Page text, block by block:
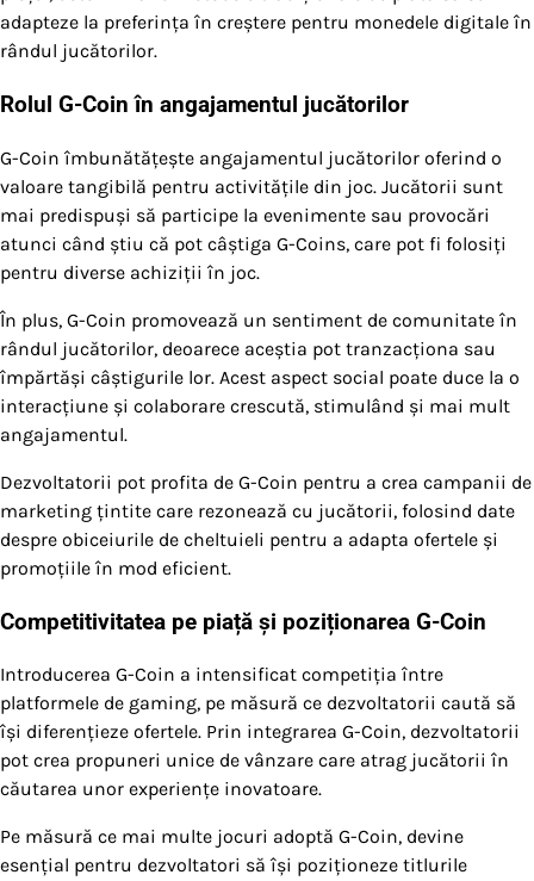
adapteze la preferința în creștere pentru monedele digitale în
rândul jucătorilor.
Rolul G-Coin în angajamentul jucătorilor
G-Coin îmbunătățește angajamentul jucătorilor oferind o
valoare tangibilă pentru activitățile din joc. Jucătorii sunt
mai predispuși să participe la evenimente sau provocări
atunci când știu că pot câștiga G-Coins, care pot fi folosiți
pentru diverse achiziții în joc.
În plus, G-Coin promovează un sentiment de comunitate în
rândul jucătorilor, deoarece aceștia pot tranzacționa sau
împărtăși câștigurile lor. Acest aspect social poate duce la o
interacțiune și colaborare crescută, stimulând și mai mult
angajamentul.
Dezvoltatorii pot profita de G-Coin pentru a crea campanii de
marketing țintite care rezonează cu jucătorii, folosind date
despre obiceiurile de cheltuieli pentru a adapta ofertele și
promoțiile în mod eficient.
Competitivitatea pe piață și poziționarea G-Coin
Introducerea G-Coin a intensificat competiția între
platformele de gaming, pe măsură ce dezvoltatorii caută să
își diferențieze ofertele. Prin integrarea G-Coin, dezvoltatorii
pot crea propuneri unice de vânzare care atrag jucătorii în
căutarea unor experiențe inovatoare.
Pe măsură ce mai multe jocuri adoptă G-Coin, devine
esențial pentru dezvoltatori să își poziționeze titlurile